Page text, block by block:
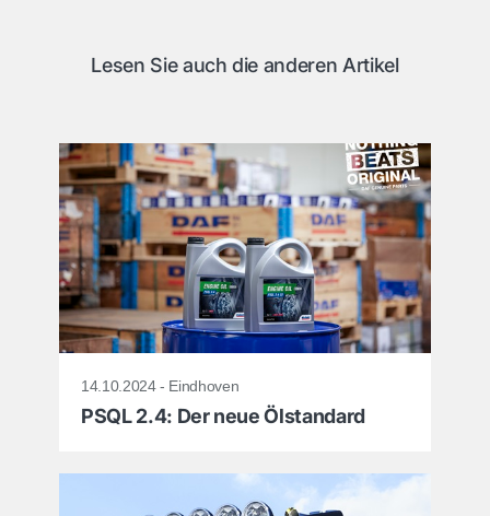
Lesen Sie auch die anderen Artikel
14.10.2024 - Eindhoven
PSQL 2.4: Der neue Ölstandard